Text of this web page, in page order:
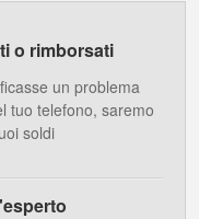
o rimborsati
un problema
tuo telefono, saremo
soldi